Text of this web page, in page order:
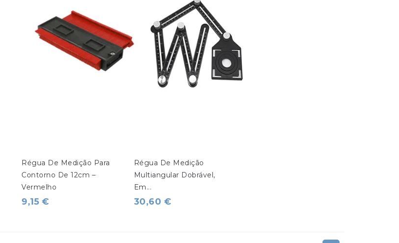
Régua De Medição Para
Contorno De 12cm –
Vermelho
9,15 €
Régua De Medição
Multiangular Dobrável,
Em...
30,60 €